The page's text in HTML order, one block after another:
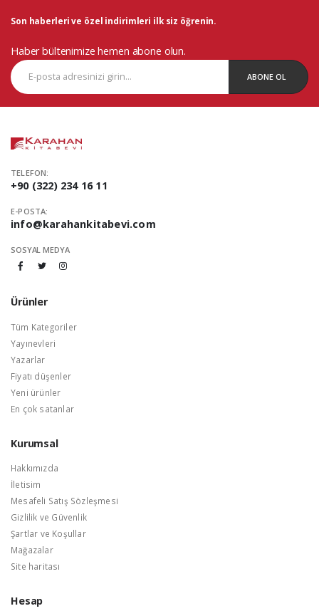
Son haberleri ve özel indirimleri ilk siz öğrenin.
Haber bültenimize hemen abone olun.
ABONE OL
TELEFON:
+90 (322) 234 16 11
E-POSTA:
info@karahankitabevi.com
SOSYAL MEDYA
Ürünler
Tüm Kategoriler
Yayınevleri
Yazarlar
Fiyatı düşenler
Yeni ürünler
En çok satanlar
Kurumsal
Hakkımızda
İletisim
Mesafeli Satış Sözleşmesi
Gizlilik ve Güvenlik
Şartlar ve Koşullar
Mağazalar
Site haritası
Hesap